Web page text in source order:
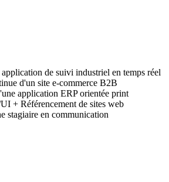
de suivi industriel en temps réel
d'un site e-commerce B2B
application ERP orientée print
+ Référencement de sites web
stagiaire en communication